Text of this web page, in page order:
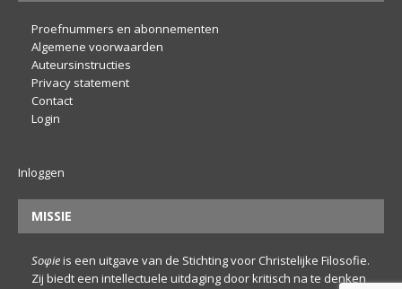
Proefnummers en abonnementen
Algemene voorwaarden
Auteursinstructies
Privacy statement
Contact
Login
Inloggen
MISSIE
Soφieis een uitgave van de Stichting voor Christelijke Filosofie.
Zij biedt een intellectuele uitdaging door kritisch na te denken